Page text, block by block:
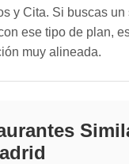
y Cita. Si buscas un
ese tipo de plan,
muy alineada.